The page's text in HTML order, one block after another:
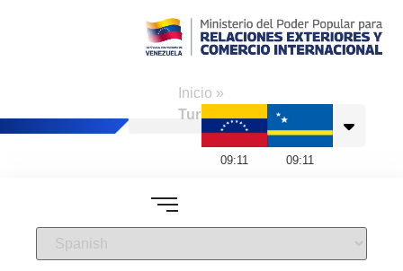
Inicio »
Turismo
09:11 09:11